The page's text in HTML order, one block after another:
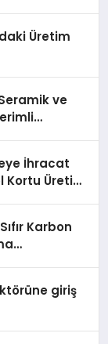
Üretim
ve
İhracat
Kortu Üretim
Karbon
giriş